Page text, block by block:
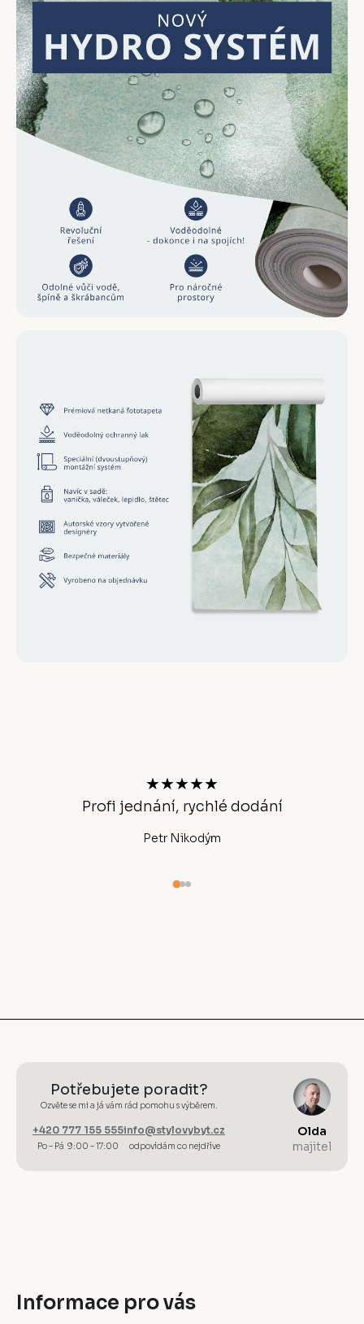
★★★★★
Profi jednání, rychlé dodání
Petr Nikodým
Potřebujete poradit?
Ozvěte se mi a já vám rád pomohu s výběrem.
+420 777 155 555
Po – Pá 9:00 – 17:00
info@stylovybyt.cz
odpovídám co nejdříve
Olda
majitel
Informace pro vás